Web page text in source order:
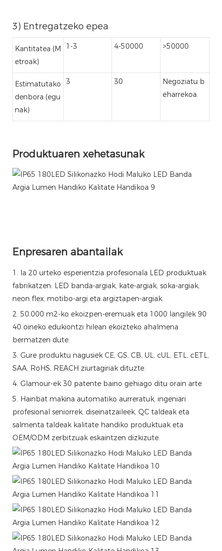
3) Entregatzeko epea
Kantitatea (M
etroak)
1-3 4-50000 >50000
Estimatutako
denbora (egu
nak)
3 30
Negoziatu b
eharrekoa.
Produktuaren xehetasunak
Enpresaren abantailak
1. Ia 20 urteko esperientzia profesionala LED produktuak
fabrikatzen: LED banda-argiak, kate-argiak, soka-argiak,
neon flex, motibo-argi eta argiztapen-argiak.
2. 50.000 m2-ko ekoizpen-eremuak eta 1000 langilek 90
40 oineko edukiontzi hilean ekoizteko ahalmena
bermatzen dute.
3. Gure produktu nagusiek CE, GS, CB, UL, cUL, ETL, cETL,
SAA, RoHS, REACH ziurtagiriak dituzte.
4. Glamour-ek 30 patente baino gehiago ditu orain arte.
5. Hainbat makina automatiko aurreratuk, ingeniari
profesional seniorrek, diseinatzaileek, QC taldeak eta
salmenta taldeak kalitate handiko produktuak eta
OEM/ODM zerbitzuak eskaintzen dizkizute.